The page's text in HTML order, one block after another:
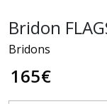
Bridon
Bridons
165€